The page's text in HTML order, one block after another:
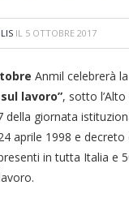
IL 5 OTTOBRE 2017
Anmil celebrerà la
lavoro”, sotto
della giornata
aprile 1998 e
in tutta Italia e